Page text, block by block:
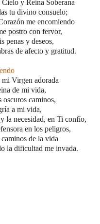
y Reina Soberana
tu divino consuelo;
me encomiendo
postro con fervor,
penas y deseos,
de afecto y gratitud.
Virgen adorada
de mi vida,
oscuros caminos,
a mi vida,
la necesidad, en Ti confío,
en los peligros,
de la vida
la dificultad me invada.